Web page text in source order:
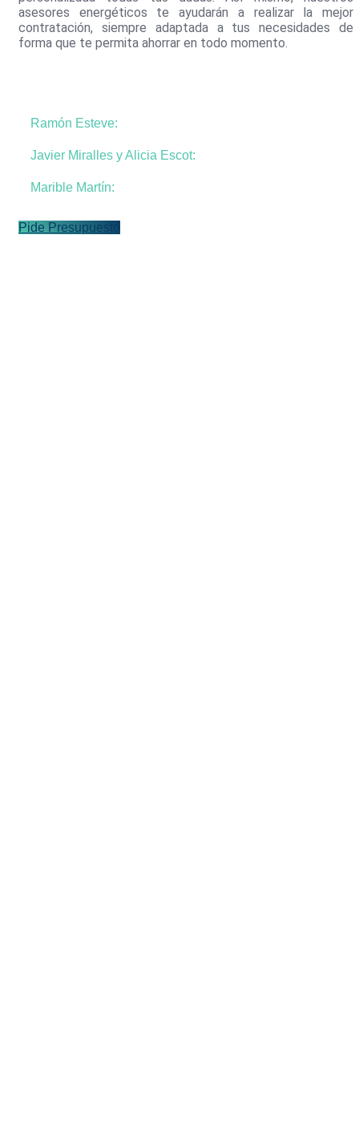
asesores energéticos te ayudarán a realizar la mejor
contratación, siempre adaptada a tus necesidades de
forma que te permita ahorrar en todo momento.
Ramón Esteve:
Javier Miralles y Alicia Escot:
Marible Martín:
Pide Presupuesto